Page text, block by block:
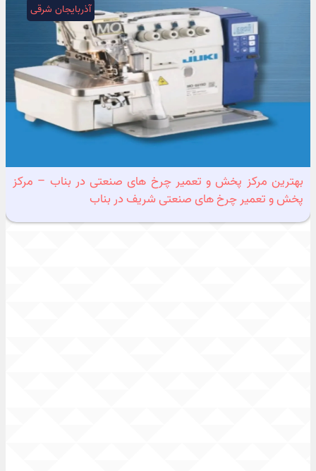
آذربایجان شرقی
بهترین مرکز پخش و تعمیر چرخ های صنعتی در بناب – مرکز
پخش و تعمیر چرخ های صنعتی شریف در بناب